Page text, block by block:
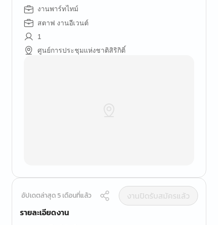
งานพาร์ทไทม์
สตาฟ งานอีเวนต์
1
ศูนย์การประชุมแห่งชาติสิริกิติ์
อัปเดตล่าสุด 5 เดือนที่แล้ว
งานปิดรับสมัครแล้ว
รายละเอียดงาน